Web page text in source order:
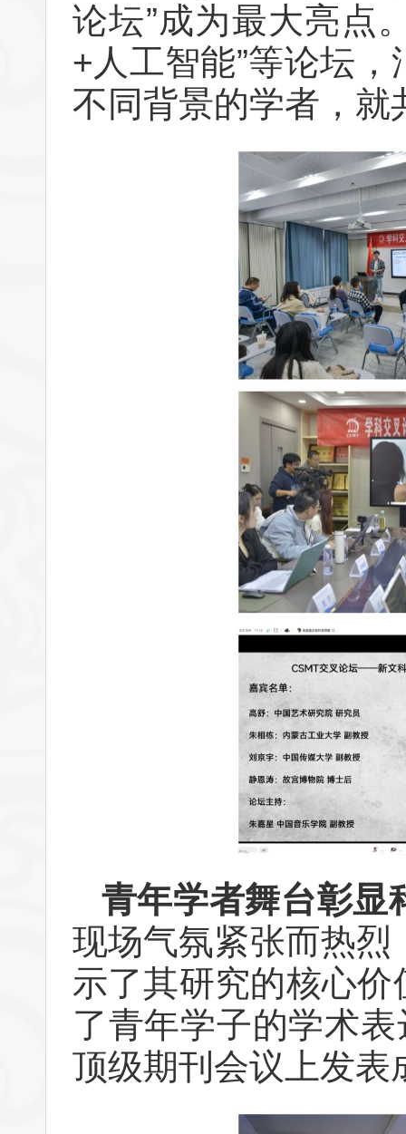
论坛”成为最大亮点
+人工智能”等论坛
不同背景的学者，就
青年学者舞台彰显
现场气氛紧张而热
示了其研究的核心
了青年学子的学术
顶级期刊会议上发表